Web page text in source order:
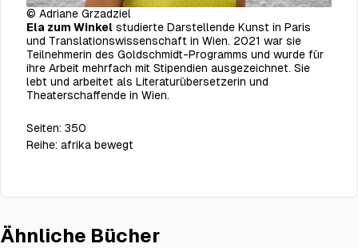
© Adriane Grzadziel
Ela zum Winkel studierte Darstellende Kunst in Paris
und Translationswissenschaft in Wien. 2021 war sie
Teilnehmerin des Goldschmidt-Programms und wurde für
ihre Arbeit mehrfach mit Stipendien ausgezeichnet. Sie
lebt und arbeitet als Literaturübersetzerin und
Theaterschaffende in Wien.
Seiten: 350
Reihe: afrika bewegt
Ähnliche Bücher